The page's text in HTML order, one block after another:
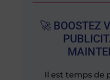
🚀 BOOSTEZ
Il est temps de